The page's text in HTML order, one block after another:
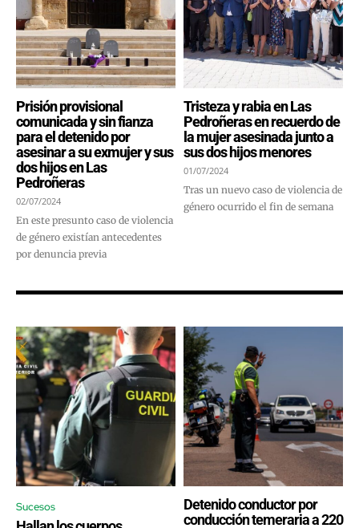
Prisión provisional
comunicada y sin fianza
para el detenido por
asesinar a su exmujer y sus
dos hijos en Las
Pedroñeras
02/07/2024
En este presunto caso de violencia
de género existían antecedentes
por denuncia previa
Tristeza y rabia en Las
Pedroñeras en recuerdo de
la mujer asesinada junto a
sus dos hijos menores
01/07/2024
Tras un nuevo caso de violencia de
género ocurrido el fin de semana
Sucesos
Detenido conductor por
conducción temeraria a 220